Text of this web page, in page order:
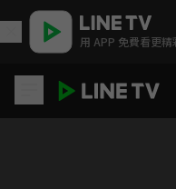
用 APP 免費看更精